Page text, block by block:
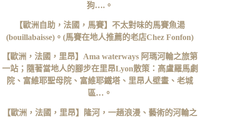
狗….。
【歐洲自助，法國，馬賽】不太對味的馬賽魚湯
(bouillabaisse)。(馬賽在地人推薦的老店Chez Fonfon)
【歐洲，法國，里昂】Ama waterways 阿瑪河輪之旅第
一站；隨著當地人的腳步在里昂Lyon散策：高盧羅馬劇
院、富維耶聖母院、富維耶鐵塔、里昂人壁畫、老城
區…。
【歐洲，法國，里昂】隆河，一趟浪漫、藝術的河輪之